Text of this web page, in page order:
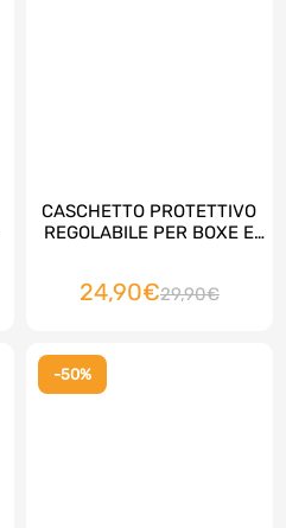
CASCHETTO PROTETTIVO
REGOLABILE PER BOXE E
24,90€29,90€
-50%